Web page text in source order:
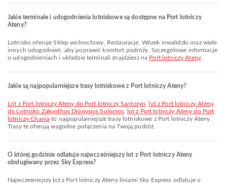
Jakie terminale i udogodnienia lotniskowe są dostępne na Port lotniczy
Ateny?
Lotnisko oferuje Sklep wolnocłowy, Restauracje, Wózek inwalidzki oraz wiele
innych udogodnień, aby poprawić komfort podróży. Szczegółowe informacje
o udogodnieniach i układzie terminali znajdziesz na Port lotniczy Ateny.
Jakie są najpopularniejsze trasy lotniskowe z Port lotniczy Ateny?
lot z Port lotniczy Ateny do Port lotniczy Santoryn
lot z Port lotniczy Ateny
do Lotnisko Zakynthos Dionysios Solomos
lot z Port lotniczy Ateny do Port
lotniczy Chania to najpopularniejsze trasy lotniskowe z Port lotniczy Ateny.
Trasy te oferują wygodne połączenia na Twoją podróż.
O której godzinie odlatuje najwcześniejszy lot z Port lotniczy Ateny
obsługiwany przez Sky Express?
Najwcześniejszy lot z Port lotniczy Ateny liniami Sky Express odlatuje o